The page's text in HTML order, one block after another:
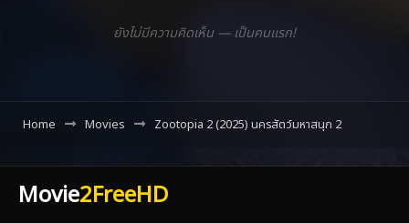
ยังไม่มีความคิดเห็น — เป็นคนแรก!
Home Movies Zootopia 2 (2025) นครสัตว์มหาสนุก 2
Movie2FreeHD